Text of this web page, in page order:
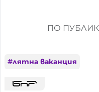
ПО
#лятна ваканция